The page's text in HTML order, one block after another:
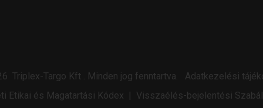
Triplex-Targo Kft . Minden jog fenntartva. Adatkezelési
Etikai és Magatartási Kódex | Visszaélés-bejelentési